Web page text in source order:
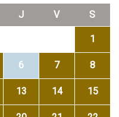
J V S
1
6 7 8
13 14 15